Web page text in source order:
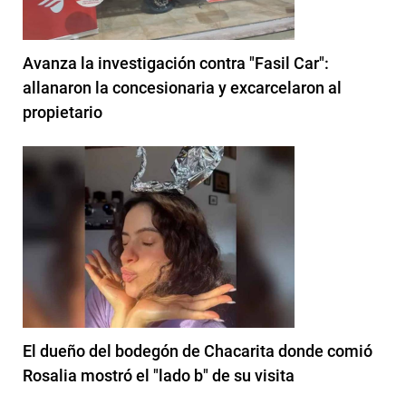
Avanza la investigación contra "Fasil Car":
allanaron la concesionaria y excarcelaron al
propietario
El dueño del bodegón de Chacarita donde comió
Rosalia mostró el "lado b" de su visita